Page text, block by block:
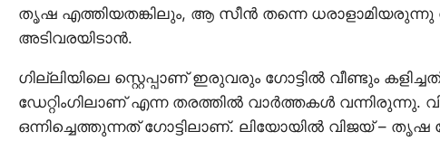
തൃഷ എത്തിയതങ്കിലും, ആ സീൻ തന്നെ
അടിവരയിടാൻ.
ഗില്ലിയിലെ സ്റ്റെപ്പാണ് ഇരുവരും ഗോട്ടിൽ വീണ്ടും
ഡേറ്റിംഗിലാണ് എന്ന തരത്തിൽ വാർത്തകൾ വന്നിരുന്നു.
ഒന്നിച്ചെത്തുന്നത് ഗോട്ടിലാണ്. ലിയോയിൽ വിജയ് – തൃഷ